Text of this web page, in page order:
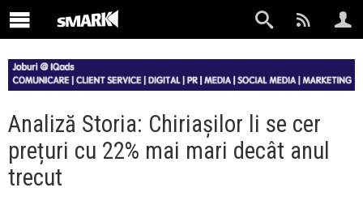
Analiză Storia: Chiriașilor li se cer
prețuri cu 22% mai mari decât anul
trecut